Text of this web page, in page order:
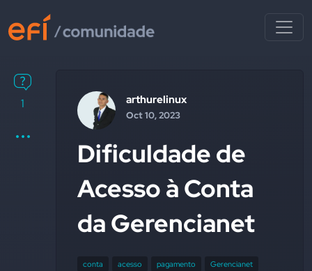
1 arthurelinux
Oct 10, 2023
Dificuldade de
Acesso à Conta
da Gerencianet
conta acesso pagamento
Gerencianet